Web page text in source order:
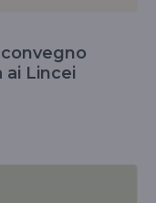
ai Lincei